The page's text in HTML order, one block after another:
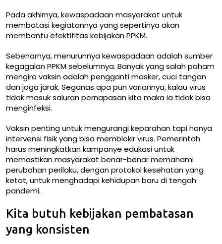
Pada akhirnya, kewaspadaan masyarakat untuk
membatasi kegiatannya yang sepertinya akan
membantu efektifitas kebijakan PPKM.
Sebenarnya, menurunnya kewaspadaan adalah sumber
kegagalan PPKM sebelumnya. Banyak yang salah paham
mengira vaksin adalah pengganti masker, cuci tangan
dan jaga jarak. Seganas apa pun variannya, kalau virus
tidak masuk saluran pernapasan kita maka ia tidak bisa
menginfeksi.
Vaksin penting untuk mengurangi keparahan tapi hanya
intervensi fisik yang bisa memblokir virus. Pemerintah
harus meningkatkan kampanye edukasi untuk
memastikan masyarakat benar-benar memahami
perubahan perilaku, dengan protokol kesehatan yang
ketat, untuk menghadapi kehidupan baru di tengah
pandemi.
Kita butuh kebijakan pembatasan
yang konsisten